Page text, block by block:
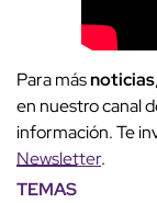
Para másnoticias
en nuestro canal
información. Te
Newsletter.
TEMAS